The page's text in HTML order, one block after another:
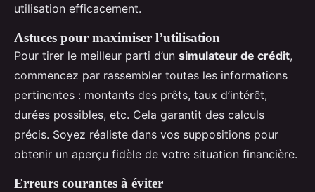
utilisation efficacement.
Astuces pour maximiser l’utilisation
Pour tirer le meilleur parti d’un simulateur de crédit,
commencez par rassembler toutes les informations
pertinentes : montants des prêts, taux d’intérêt,
durées possibles, etc. Cela garantit des calculs
précis. Soyez réaliste dans vos suppositions pour
obtenir un aperçu fidèle de votre situation financière.
Erreurs courantes à éviter